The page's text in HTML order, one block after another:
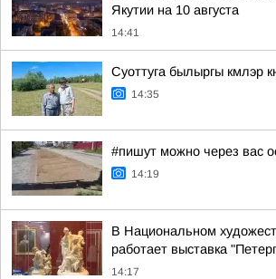
Якутии на 10 августа
14:41
Суоттуга былыргы кмлэр
14:35
#пишут можно через вас
14:19
В Национальном
работает выставка
14:17